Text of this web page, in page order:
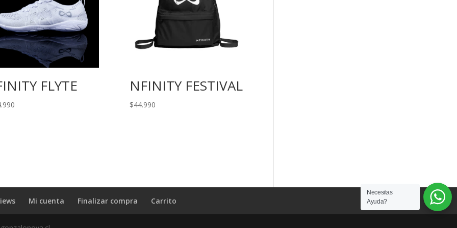
FLYTE NFINITY FESTIVAL
$44.990
Mi cuenta Finalizar compra Carrito
Necesitas
Ayuda?